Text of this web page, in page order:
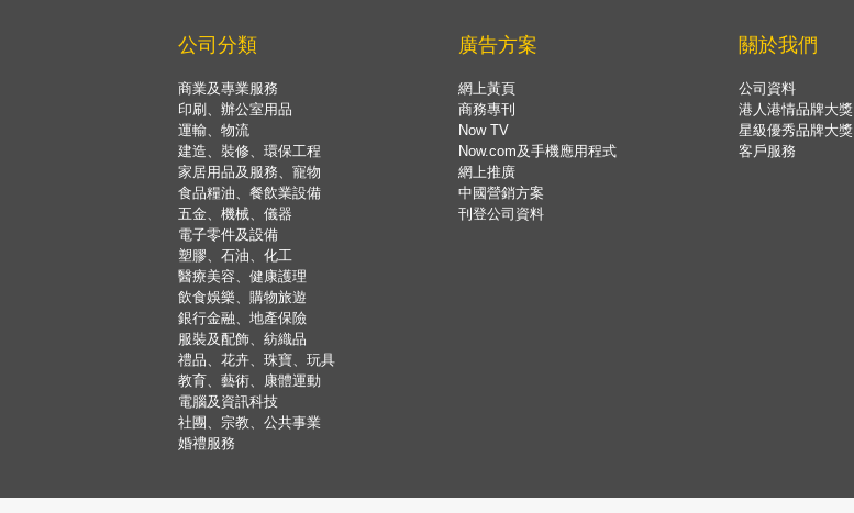
公司分類
商業及專業服務
印刷、辦公室用品
運輸、物流
建造、裝修、環保工程
家居用品及服務、寵物
食品糧油、餐飲業設備
五金、機械、儀器
電子零件及設備
塑膠、石油、化工
醫療美容、健康護理
飲食娛樂、購物旅遊
銀行金融、地產保險
服裝及配飾、紡織品
禮品、花卉、珠寶、玩具
教育、藝術、康體運動
電腦及資訊科技
社團、宗教、公共事業
婚禮服務
廣告方案
網上黃頁
商務專刊
Now TV
Now.com及手機應用程式
網上推廣
中國營銷方案
刊登公司資料
關於我們
公司資料
港人港情品牌大獎
星級優秀品牌大獎
客戶服務